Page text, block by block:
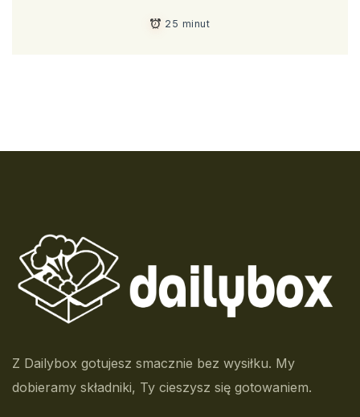
25 minut
Z Dailybox gotujesz smacznie bez wysiłku. My
dobieramy składniki, Ty cieszysz się gotowaniem.